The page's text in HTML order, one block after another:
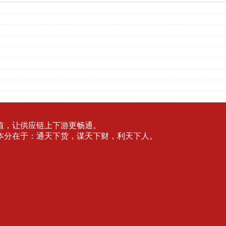
让供应链上下游更畅通。
在于：通天下货，谋天下财，利天下人。